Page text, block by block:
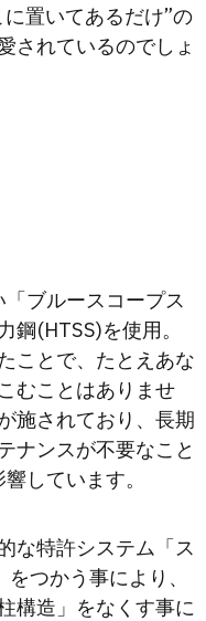
置いてあるだけ”の
されているのでしょ
ブルースコープス
鋼(HTSS)を使用。
ことで、たとえあな
むことはありませ
施されており、長期
ナンスが不要なこと
しています。
な特許システム「ス
つかう事により、
構造」をなくす事に